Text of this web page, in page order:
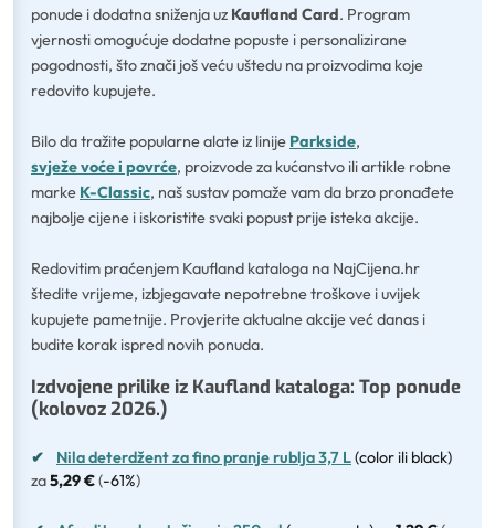
ponude i dodatna sniženja uz Kaufland Card. Program
vjernosti omogućuje dodatne popuste i personalizirane
pogodnosti, što znači još veću uštedu na proizvodima koje
redovito kupujete.
Bilo da tražite popularne alate iz linije Parkside,
svježe voće i povrće, proizvode za kućanstvo ili artikle robne
marke K-Classic, naš sustav pomaže vam da brzo pronađete
najbolje cijene i iskoristite svaki popust prije isteka akcije.
Redovitim praćenjem Kaufland kataloga na NajCijena.hr
štedite vrijeme, izbjegavate nepotrebne troškove i uvijek
kupujete pametnije. Provjerite aktualne akcije već danas i
budite korak ispred novih ponuda.
Izdvojene prilike iz Kaufland kataloga: Top ponude
(kolovoz 2026.)
✔ Nila deterdžent za fino pranje rublja 3,7 L(color ili black)
za5,29 €(-61%)